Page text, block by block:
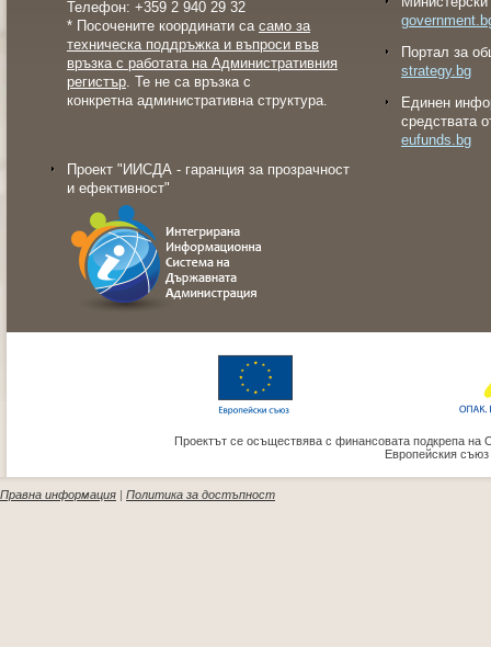
Телефон: +359 2 940 29 32
* Посочените координати са само за
техническа поддръжка и въпроси във
връзка с работата на Административния
регистър. Те не са връзка с
конкретна административна структура.
Проект "ИИСДА - гаранция за прозрачност
и ефективност"
Портал за
strategy.bg
Eдинен
средствата
eufunds.bg
Проектът се осъществява с финансовата подкрепа на
Европейския
Правна информация Политика за достъпност